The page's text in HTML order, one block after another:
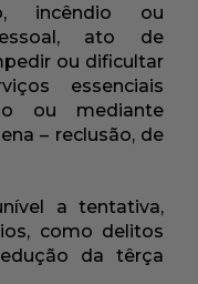
incêndio ou
ato de
ou dificultar
essenciais
ou mediante
– reclusão, de
a tentativa,
como delitos
da têrça